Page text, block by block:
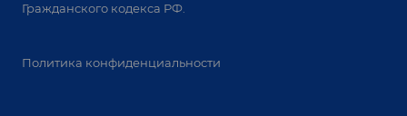
Гражданского кодекса РФ.
Политика конфиденциальности